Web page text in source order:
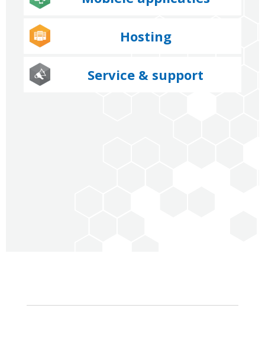
Hosting
Service & support